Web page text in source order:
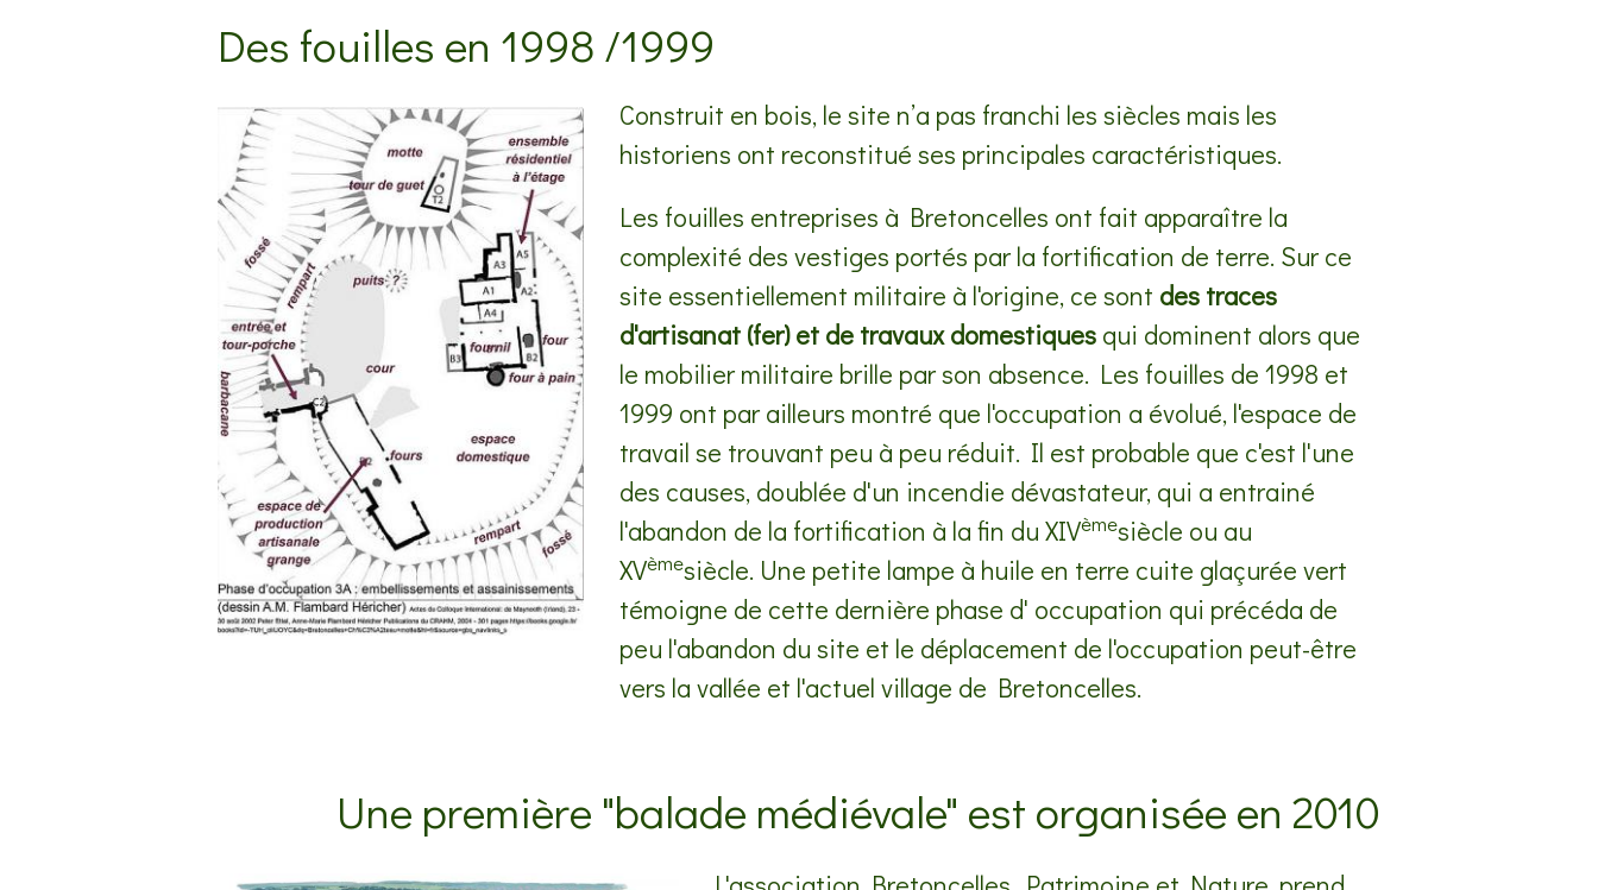
Des fouilles en 1998 /1999
Construit en bois, le site n’a pas franchi les siècles mais les
historiens ont reconstitué ses principales caractéristiques.
Les fouilles entreprises à Bretoncelles ont fait apparaître la
complexité des vestiges portés par la fortification de terre. Sur ce
site essentiellement militaire à l'origine, ce sont des traces
d'artisanat (fer) et de travaux domestiquesqui dominent alors que
le mobilier militaire brille par son absence. Les fouilles de 1998 et
1999 ont par ailleurs montré que l'occupation a évolué, l'espace de
travail se trouvant peu à peu réduit. Il est probable que c'est l'une
des causes, doublée d'un incendie dévastateur, qui a entrainé
l'abandon de la fortification à la fin du XIVèmesiècle ou au
XVèmesiècle. Une petite lampe à huile en terre cuite glaçurée vert
témoigne de cette dernière phase d' occupation qui précéda de
peu l'abandon du site et le déplacement de l'occupation peut-être
vers la vallée et l'actuel village de Bretoncelles.
Une première "balade médiévale" est organisée en 2010